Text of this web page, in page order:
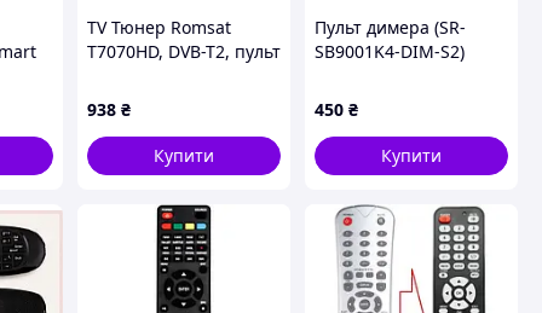
TV Тюнер Romsat
T7070HD, DVB-T2, пульт
938 ₴
Купити
Пульт димера (SR-
SB9001K4-DIM-S2)
450 ₴
Купити